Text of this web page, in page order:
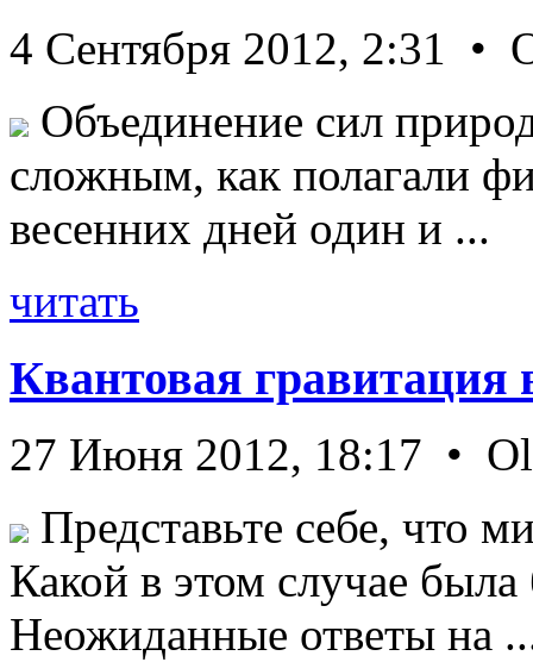
4 Сентября 2012, 2:31 •
Объединение сил
сложным, как полагали
весенних дней один и ...
читать
Квантовая гравитация
27 Июня 2012, 18:17 •
Представьте себе, что
Какой в этом случае
Неожиданные ответы на